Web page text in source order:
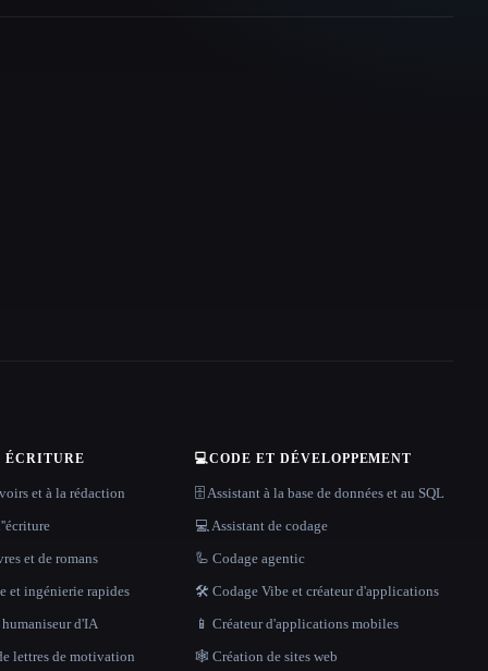
ÉCRITURE
et à la rédaction
et de romans
et ingénierie rapides
d'IA
lettres de motivation
💻CODE ET DÉVELOPPEMENT
🗄️ Assistant à la base de données et au SQL
💻 Assistant de codage
🦾 Codage agentic
🛠️ Codage Vibe et créateur d'applications
📱 Créateur d'applications mobiles
🕸 Création de sites web